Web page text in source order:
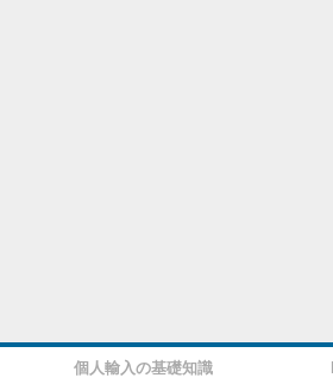
個人輸入の基礎知識